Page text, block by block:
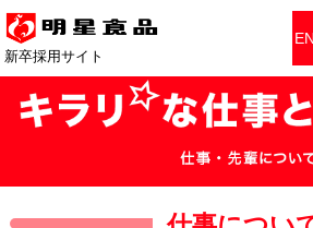
新卒採用サイト